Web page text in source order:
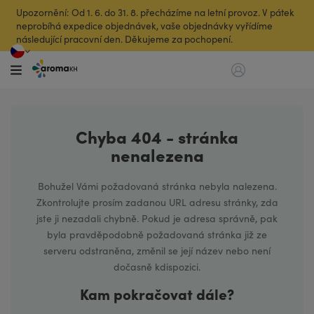
Upozornění: Od 1. 6. do 31. 8. přecházíme na letní provoz. V pátek
neprobíhá expedice objednávek, vaše objednávky vyřídíme
následující pracovní den. Děkujeme za pochopení.
Chyba 404 - stránka
nenalezena
Bohužel Vámi požadovaná stránka nebyla nalezena.
Zkontrolujte prosím zadanou URL adresu stránky, zda
jste ji nezadali chybně. Pokud je adresa správně, pak
byla pravděpodobně požadovaná stránka již ze
serveru odstraněna, změnil se její název nebo není
dočasně kdispozici.
Kam pokračovat dále?